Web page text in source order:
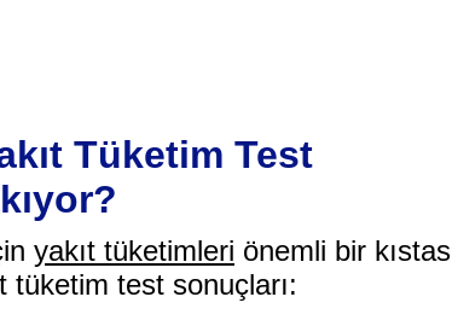
Tüketim Test
yakıt tüketimleri önemli bir kıstas
tüketim test sonuçları: